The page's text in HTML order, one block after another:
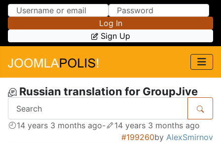
Skip to Content
Skip to Menu
Log In
Sign Up
Russian translation for GroupJive
14 years 3 months ago-
14 years 3 months ago
#199260by AlexSmirnov